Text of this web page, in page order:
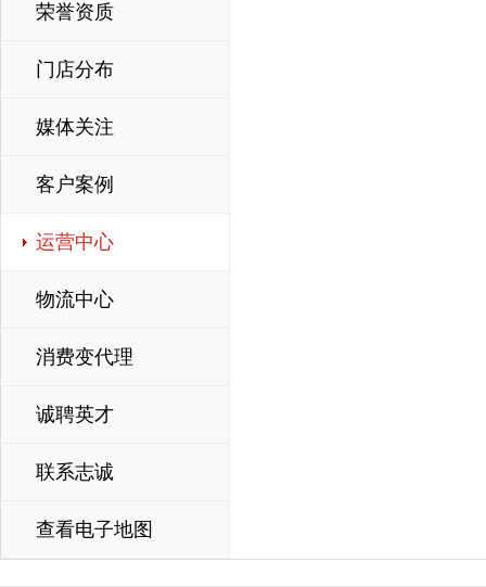
荣誉资质
门店分布
媒体关注
客户案例
运营中心
物流中心
消费变代理
诚聘英才
联系志诚
查看电子地图